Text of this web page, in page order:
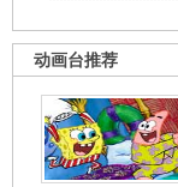
动画台推荐